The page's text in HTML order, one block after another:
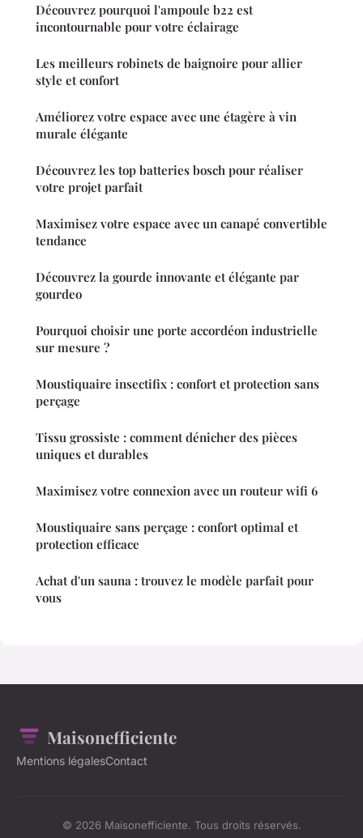
Découvrez pourquoi l'ampoule b22 est
incontournable pour votre éclairage
Les meilleurs robinets de baignoire pour allier
style et confort
Améliorez votre espace avec une étagère à vin
murale élégante
Découvrez les top batteries bosch pour réaliser
votre projet parfait
Maximisez votre espace avec un canapé convertible
tendance
Découvrez la gourde innovante et élégante par
gourdeo
Pourquoi choisir une porte accordéon industrielle
sur mesure ?
Moustiquaire insectifix : confort et protection sans
perçage
Tissu grossiste : comment dénicher des pièces
uniques et durables
Maximisez votre connexion avec un routeur wifi 6
Moustiquaire sans perçage : confort optimal et
protection efficace
Achat d'un sauna : trouvez le modèle parfait pour
vous
Maisonefficiente
Mentions légalesContact
© 2026 Maisonefficiente. Tous droits réservés.